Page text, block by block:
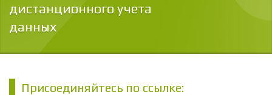
дистанционного учета
данных
Присоединяйтесь по ссылке: